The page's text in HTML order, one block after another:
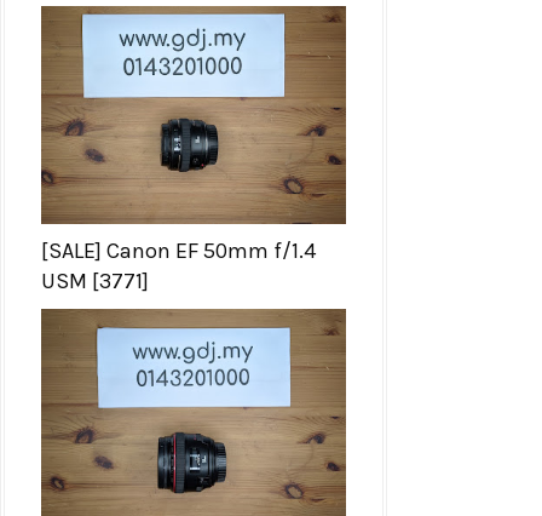
[SALE] Canon EF 50mm f/1.4
USM [3771]